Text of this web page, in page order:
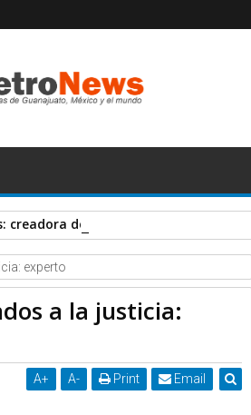
de vacuna AstraZeneca
experto
a la justicia:
A+ A- Print Email